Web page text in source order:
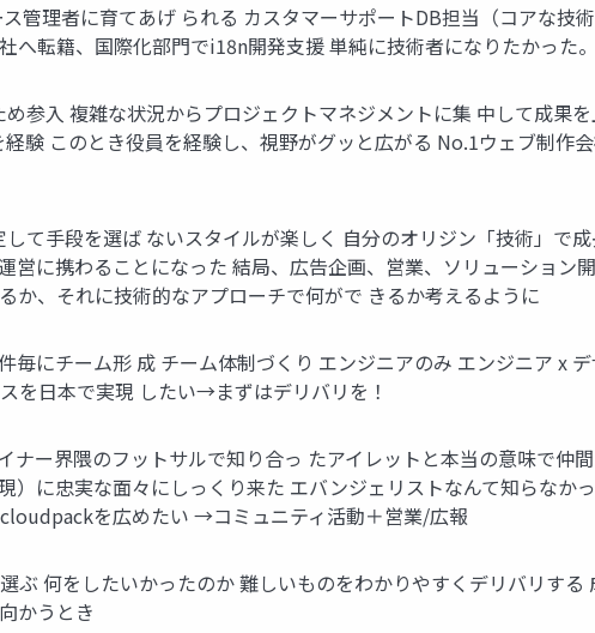
管理者に育てあげ られる カスタマーサポートDB担当（コアな技
へ転籍、国際化部門でi18n開発支援 単純に技術者になりたかった
参入 複雑な状況からプロジェクトマネジメントに集 中して成果
験 このとき役員を経験し、視野がグッと広がる No.1ウェブ制作
て手段を選ば ないスタイルが楽しく 自分のオリジン「技術」で
営に携わることになった 結局、広告企画、営業、ソリューション
か、それに技術的なアプローチで何がで きるか考えるように
毎にチーム形 成 チーム体制づくり エンジニアのみ エンジニア x
を日本で実現 したい→まずはデリバリを！
ー界隈のフットサルで知り合っ たアイレットと本当の意味で仲
）に忠実な面々にしっくり来た エバンジェリストなんて知らなか
を広めたい →コミュニティ活動＋営業/広報
ぶ 何をしたいかったのか 難しいものをわかりやすくデリバリす
かうとき